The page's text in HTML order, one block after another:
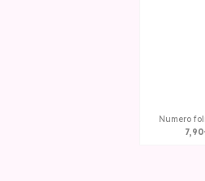
Numero
7,90